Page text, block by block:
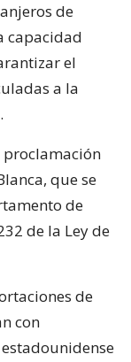
de
capacidad
el
a la
que se
de
de la Ley de
de
con